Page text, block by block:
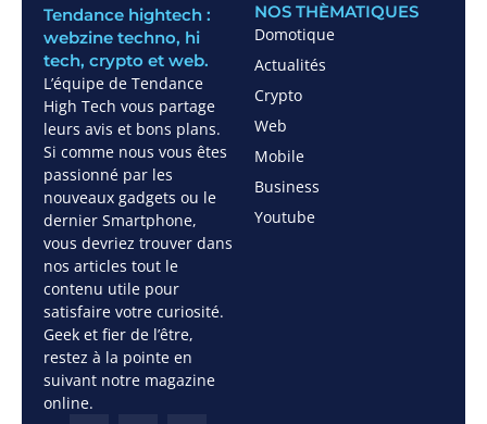
Tendance hightech :
webzine techno, hi
tech, crypto et web.
L’équipe de Tendance
High Tech vous partage
leurs avis et bons plans.
Si comme nous vous êtes
passionné par les
nouveaux gadgets ou le
dernier Smartphone,
vous devriez trouver dans
nos articles tout le
contenu utile pour
satisfaire votre curiosité.
Geek et fier de l’être,
restez à la pointe en
suivant notre magazine
online.
NOS THÈMATIQUES
Domotique
Actualités
Crypto
Web
Mobile
Business
Youtube